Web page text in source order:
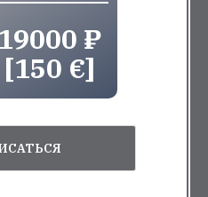
19000 ₽
[150 €]